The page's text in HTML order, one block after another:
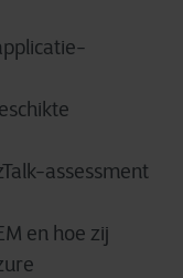
assessment
en hoe zij